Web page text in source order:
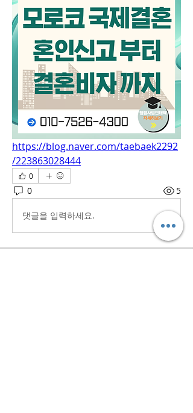
https://blog.naver.com/taebaek2292
/223863028444
0
0 5
댓글을 입력하세요.